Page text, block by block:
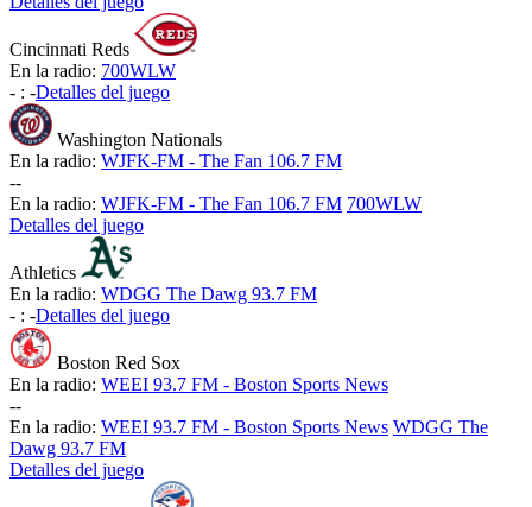
Cincinnati Reds
En la radio: 700WLW
- : -Detalles del juego
Washington Nationals
En la radio: WJFK-FM - The Fan 106.7 FM
--
En la radio: WJFK-FM - The Fan 106.7 FM 700WLW
Detalles del juego
Athletics
En la radio: WDGG The Dawg 93.7 FM
- : -Detalles del juego
Boston Red Sox
En la radio: WEEI 93.7 FM - Boston Sports News
--
En la radio: WEEI 93.7 FM - Boston Sports News WDGG The
Dawg 93.7 FM
Detalles del juego